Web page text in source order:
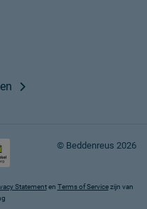
© Beddenreus 2026
Statementen Terms of Servicezijn van